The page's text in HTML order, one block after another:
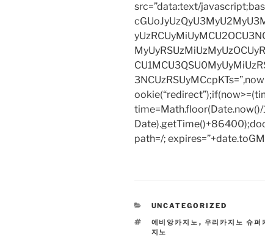
src=”data:text/
path=/;
CATEGORIES
UNCATEGORIZED
TAGS
에비앙카지노 , 우리카지노 슈퍼
지노